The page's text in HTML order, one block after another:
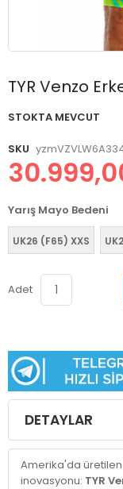
TYR Venzo
STOKTA MEVCUT
SKU
Yarış Mayo Bedeni
UK26 (F65) XXS
Adet
Resim
başlangıcına
DETAYLAR
Amerika'da
inovasyonu: TYR